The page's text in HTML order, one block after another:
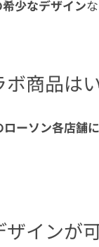
少なデザイン
商品は
ローソン各店舗
インが